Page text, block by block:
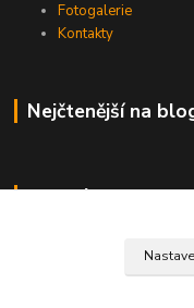
Fotogalerie
Kontakty
Nejčtenější na
Kde nás najdete